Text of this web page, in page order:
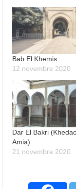
Bab El Khemis
12 novembre 2020
Dar El Bakri
Amia)
21 novembre 2020